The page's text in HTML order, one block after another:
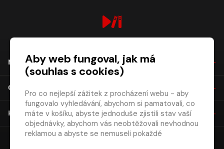
NÁKUP
O SPOLEČNOSTI
KONTAKT
Aby web fungoval, jak má
(souhlas s cookies)
Pro co nejlepší zážitek z procházení webu - aby
fungovalo vyhledávání, abychom si pamatovali, co
máte v košíku, abyste jednoduše zjistili stav vaší
objednávky, abychom vás neobtěžovali nevhodnou
reklamou a abyste se nemuseli pokaždé